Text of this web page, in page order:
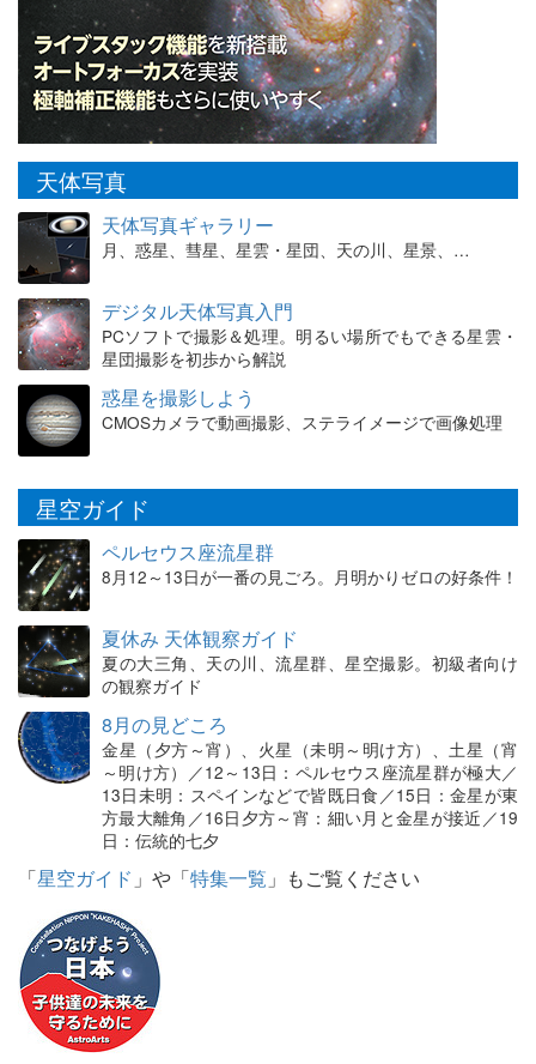
天体写真
天体写真ギャラリー
月、惑星、彗星、星雲・星団、天の川、星景、…
デジタル天体写真入門
PCソフトで撮影＆処理。明るい場所でもできる星雲・
星団撮影を初歩から解説
惑星を撮影しよう
CMOSカメラで動画撮影、ステライメージで画像処理
星空ガイド
ペルセウス座流星群
8月12～13日が一番の見ごろ。月明かりゼロの好条件！
夏休み 天体観察ガイド
夏の大三角、天の川、流星群、星空撮影。初級者向け
の観察ガイド
8月の見どころ
金星（夕方～宵）、火星（未明～明け方）、土星（宵
～明け方）／12～13日：ペルセウス座流星群が極大／
13日未明：スペインなどで皆既日食／15日：金星が東
方最大離角／16日夕方～宵：細い月と金星が接近／19
日：伝統的七夕
「星空ガイド 」や「特集一覧 」もご覧ください